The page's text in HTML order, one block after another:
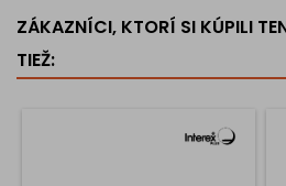
ZÁKAZNÍCI, KTORÍ SI KÚPILI
TIEŽ: